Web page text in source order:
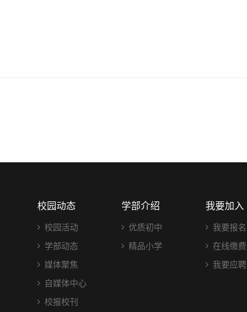
校园动态
校园活动
学部动态
媒体聚焦
自媒体中心
校报校刊
学部介绍
优质初中
精品小学
我要加入
我要报名
在线缴费
我要应聘